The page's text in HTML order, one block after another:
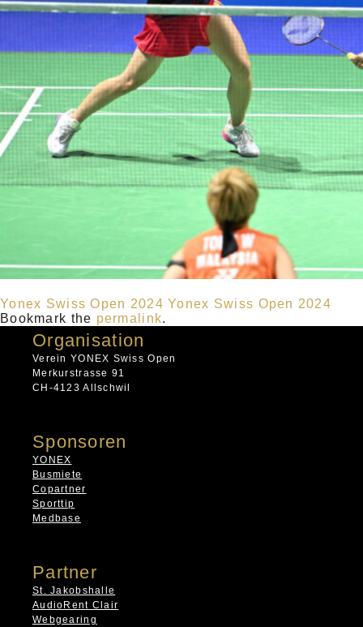
Yonex Swiss Open 2024 Yonex Swiss Open 2024
Bookmark the permalink.
Organisation
Verein YONEX Swiss Open
Merkurstrasse 91
CH-4123 Allschwil
Sponsoren
YONEX
Busmiete
Copartner
Sporttip
Medbase
Partner
St. Jakobshalle
AudioRent Clair
Webgearing